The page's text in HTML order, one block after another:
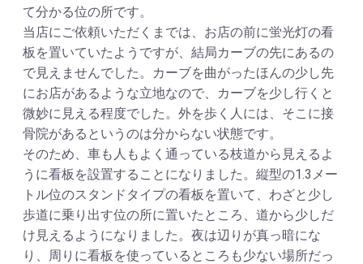
て分かる位の所です。
当店にご依頼いただくまでは、お店の前に蛍光灯の看
板を置いていたようですが、結局カーブの先にあるの
で見えませんでした。カーブを曲がったほんの少し先
にお店があるような立地なので、カーブを少し行くと
微妙に見える程度でした。外を歩く人には、そこに接
骨院があるというのは分からない状態です。
そのため、車も人もよく通っている枝道から見えるよ
うに看板を設置することになりました。縦型の1.3メー
トル位のスタンドタイプの看板を置いて、わざと少し
歩道に乗り出す位の所に置いたところ、道から少しだ
け見えるようになりました。夜は辺りが真っ暗にな
り、周りに看板を使っているところも少ない場所だっ